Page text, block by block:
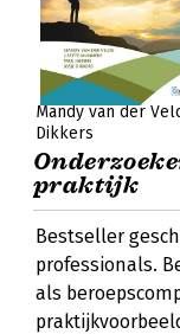
Mandy van der
Dikkers
praktijk
Bestseller
professionals.
als